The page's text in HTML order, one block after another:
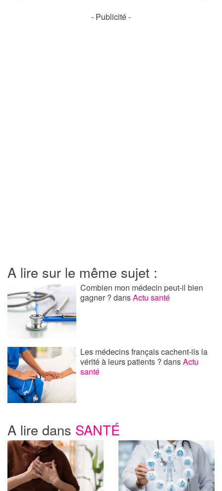
- Publicité -
A lire sur le même sujet :
Combien mon médecin peut-il bien
gagner ?dansActu santé
Les médecins français cachent-ils la
vérité à leurs patients ?dansActu
santé
A lire dans SANTÉ